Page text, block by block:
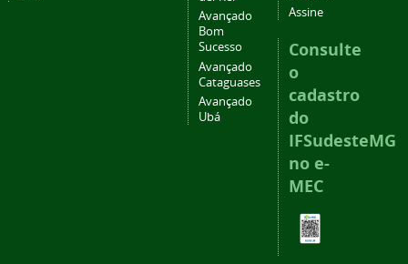
Avançado
Bom
Sucesso
Avançado
Cataguases
Avançado
Ubá
Assine
Consulte
o
cadastro
do
IFSudesteMG
no e-
MEC